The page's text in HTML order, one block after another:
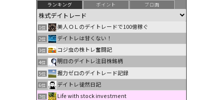
ランキング ポイント ブロ画
1位 美人ＯＬのデイトレードで100億稼ぐ
2位 デイトレは甘くない！
3位 コジ虫の株トレ奮闘記
4位 明日のデイトレ注目株銘柄
5位 握力ゼロのデイトレード記録
6位 デイトレ徒然日記
7位 Life with stock investment